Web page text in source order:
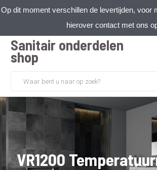
Op dit moment verschillen de levertijden, voor
hierover contact met ons
Sanitair onderdelen
shop
VR1200